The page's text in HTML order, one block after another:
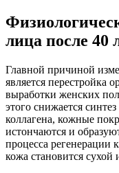
лица после 40
Главной причиной
является перестройка
выработки женских
этого снижается
коллагена, кожные
истончаются и
процесса регенерации
кожа становится сухой